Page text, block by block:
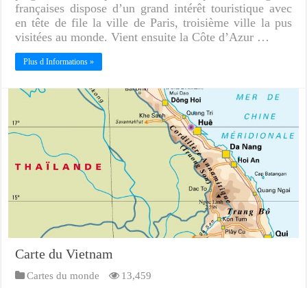
françaises dispose d’un grand intérêt touristique avec
en tête de file la ville de Paris, troisième ville la pus
visitées au monde. Vient ensuite la Côte d’Azur …
Plus d Informations »
Carte du Vietnam
Cartes du monde 13,459